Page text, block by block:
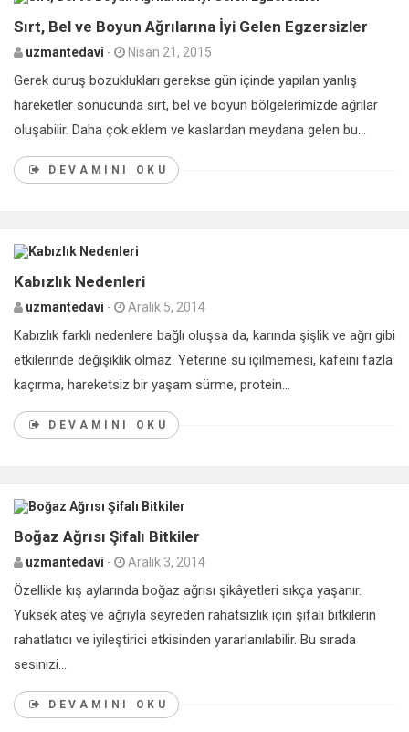
Sırt, Bel ve Boyun Ağrılarına İyi Gelen Egzersizler
uzmantedavi - Nisan 21, 2015
Gerek duruş bozuklukları gerekse gün içinde yapılan yanlış
hareketler sonucunda sırt, bel ve boyun bölgelerimizde ağrılar
oluşabilir. Daha çok eklem ve kaslardan meydana gelen bu...
DEVAMINI OKU
Kabızlık Nedenleri
uzmantedavi - Aralık 5, 2014
Kabızlık farklı nedenlere bağlı oluşsa da, karında şişlik ve ağrı gibi
etkilerinde değişiklik olmaz. Yeterine su içilmemesi, kafeini fazla
kaçırma, hareketsiz bir yaşam sürme, protein...
DEVAMINI OKU
Boğaz Ağrısı Şifalı Bitkiler
uzmantedavi - Aralık 3, 2014
Özellikle kış aylarında boğaz ağrısı şikâyetleri sıkça yaşanır.
Yüksek ateş ve ağrıyla seyreden rahatsızlık için şifalı bitkilerin
rahatlatıcı ve iyileştirici etkisinden yararlanılabilir. Bu sırada
sesinizi...
DEVAMINI OKU